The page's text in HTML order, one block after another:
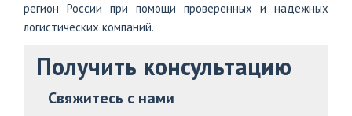
регион России при помощи проверенных и надежных
логистических компаний.
Получить консультацию
Свяжитесь с нами